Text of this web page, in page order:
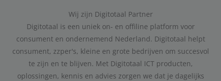
Wij zijn Digitotaal Partner
Digitotaal is een uniek on- en offiline platform voor
consument en ondernemend Nederland. Digitotaal helpt
consument, zzper's, kleine en grote bedrijven om succesvol
te zijn en te blijven. Met Digitotaal ICT producten,
oplossingen, kennis en advies zorgen we dat je dagelijks